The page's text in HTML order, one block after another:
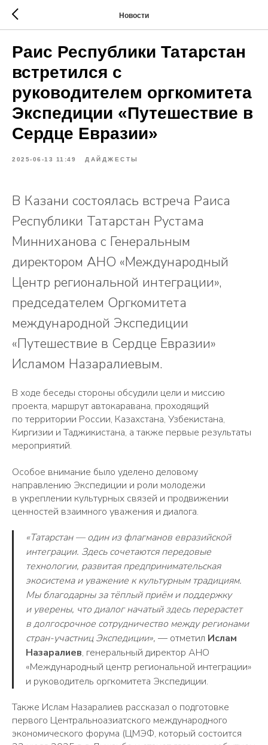
Новости
Раис Республики Татарстан
встретился с
руководителем оргкомитета
Экспедиции «Путешествие в
Сердце Евразии»
2025-06-13 11:49 ДАЙДЖЕСТЫ
В Казани состоялась встреча Раиса
Республики Татарстан Рустама
Минниханова с Генеральным
директором АНО «Международный
Центр региональной интеграции»,
председателем Оргкомитета
международной Экспедиции
«Путешествие в Сердце Евразии»
Исламом Назаралиевым.
В ходе беседы стороны обсудили цели и миссию
проекта, маршрут автокаравана, проходящий
по территории России, Казахстана, Узбекистана,
Киргизии и Таджикистана, а также первые результаты
мероприятий.
Особое внимание было уделено деловому
направлению Экспедиции и роли молодежи
в укреплении культурных связей и продвижении
ценностей взаимного уважения и диалога.
«Татарстан — один из флагманов евразийской
интеграции. Здесь сочетаются передовые
технологии, развитая предпринимательская
экосистема и уважение к культурным традициям.
Мы благодарны за тёплый приём и поддержку
и уверены, что диалог начатый здесь перерастет
в долгосрочное сотрудничество между регионами
стран-участниц Экспедиции», — отметил Ислам
Назаралиев, генеральный директор АНО
«Международный центр региональной интеграции»
и руководитель оргкомитета Экспедиции.
Также Ислам Назаралиев рассказал о подготовке
первого Центральноазиатского международного
экономического форума (ЦМЭФ, который состоится